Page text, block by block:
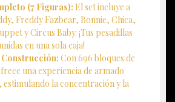
(7 Figuras): El set incluye a
Freddy Fazbear, Bonnie, Chica,
y Circus Baby. ¡Tus pesadillas
en una sola caja!
Con 696 bloques de
una experiencia de armado
la concentración y la